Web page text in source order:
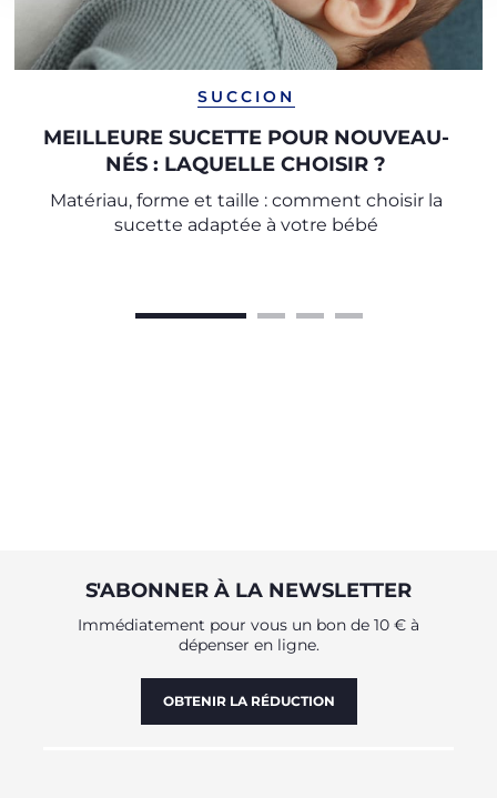
SUCCION
MEILLEURE SUCETTE POUR NOUVEAU-
NÉS : LAQUELLE CHOISIR ?
Matériau, forme et taille : comment choisir la
sucette adaptée à votre bébé
S'ABONNER À LA NEWSLETTER
Immédiatement pour vous un bon de 10 € à
dépenser en ligne.
OBTENIR LA RÉDUCTION